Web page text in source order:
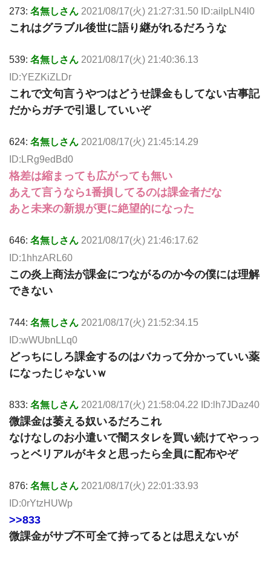
273: 名無しさん 2021/08/17(火) 21:27:31.50 ID:ailpLN4l0
これはグラブル後世に語り継がれるだろうな
539: 名無しさん 2021/08/17(火) 21:40:36.13
ID:YEZKiZLDr
これで文句言うやつはどうせ課金もしてない古事記
だからガチで引退していいぞ
624: 名無しさん 2021/08/17(火) 21:45:14.29
ID:LRg9edBd0
格差は縮まっても広がっても無い
あえて言うなら1番損してるのは課金者だな
あと未来の新規が更に絶望的になった
646: 名無しさん 2021/08/17(火) 21:46:17.62
ID:1hhzARL60
この炎上商法が課金につながるのか今の僕には理解
できない
744: 名無しさん 2021/08/17(火) 21:52:34.15
ID:wWUbnLLq0
どっちにしろ課金するのはバカって分かっていい薬
になったじゃないｗ
833: 名無しさん 2021/08/17(火) 21:58:04.22 ID:lh7JDaz40
微課金は萎える奴いるだろこれ
なけなしのお小遣いで闇スタレを買い続けてやっっ
っとベリアルがキタと思ったら全員に配布やぞ
876: 名無しさん 2021/08/17(火) 22:01:33.93
ID:0rYtzHUWp
>>833
微課金がサプ不可全て持ってるとは思えないが